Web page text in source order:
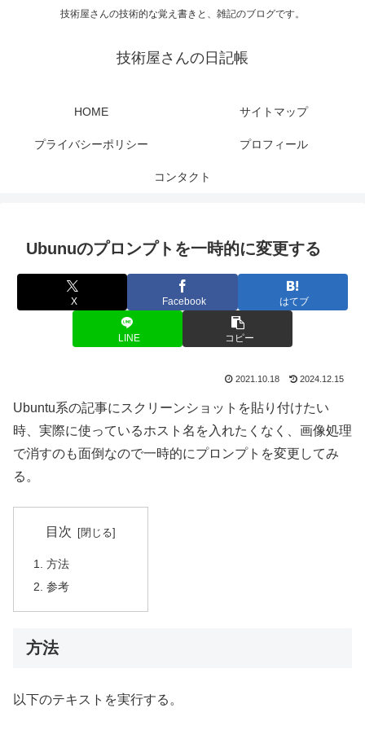
技術屋さんの技術的な覚え書きと、雑記のブログです。
技術屋さんの日記帳
HOME サイトマップ
プライバシーポリシー プロフィール
コンタクト
Ubunuのプロンプトを一時的に変更する
X Facebook はてブ
LINE コピー
2021.10.18 2024.12.15
Ubuntu系の記事にスクリーンショットを貼り付けたい
時、実際に使っているホスト名を入れたくなく、画像処理
で消すのも面倒なので一時的にプロンプトを変更してみ
る。
目次
方法
参考
方法
以下のテキストを実行する。